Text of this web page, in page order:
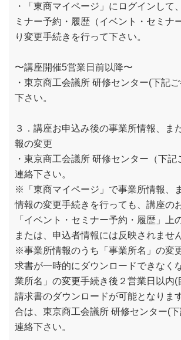
・「東商マイページ」にログインして
ミナー予約・履歴（イベント・セミナ
り変更手続きを行って下さい。
〜講座開催5営業日前以降〜
・東京商工会議所 研修センター(下記
下さい。
３．講座お申込み後の事業所情報、ま
報の変更
・東京商工会議所 研修センター（下
連絡下さい。
※「東商マイページ」で事業所情報、
情報の変更手続きを行っても、講座の
「イベント・セミナー予約・履歴」上
または、申込者情報には反映されませ
※事業所情報のうち「事業所名」の変
求書が一時的にダウンロードできなく
業所名」の変更手続き後２営業日以内(
請求書のダウンロードが可能となりま
合は、東京商工会議所 研修センター(
連絡下さい。